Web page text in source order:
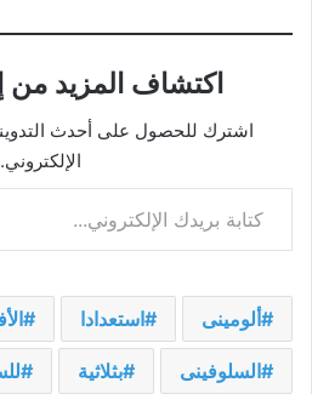
اكتشاف المزيد من
اشترك للحصول على أحدث
الإلكتروني.
كتابة بريدك الإلكتروني...
ألومينى استعدادا
السلوفينى بثلاثية